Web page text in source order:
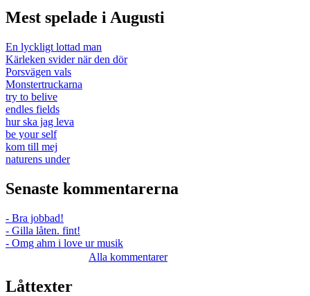
Mest spelade i Augusti
En lyckligt lottad man
Kärleken svider när den dör
Porsvägen vals
Monstertruckarna
try to belive
endles fields
hur ska jag leva
be your self
kom till mej
naturens under
Senaste kommentarerna
- Bra jobbad!
- Gilla låten. fint!
- Omg ahm i love ur musik
Alla kommentarer
Låttexter